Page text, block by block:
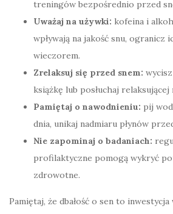
treningów bezpośrednio przed
Uważaj na używki: kofeina i
wpływają na jakość snu, ogranicz
wieczorem.
Zrelaksuj się przed snem:
książkę lub posłuchaj relaksującej
Pamiętaj o nawodnieniu: pij
dnia, unikaj nadmiaru płynów
Nie zapominaj o badaniach:
profilaktyczne pomogą wykryć
zdrowotne.
Pamiętaj, że dbałość o sen to